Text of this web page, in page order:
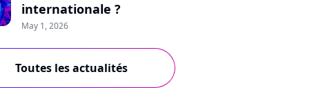
internationale ?
May 1, 2026
Toutes les actualités